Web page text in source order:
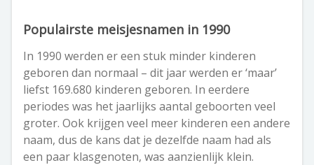
Populairste meisjesnamen in 1990
In 1990 werden er een stuk minder kinderen
geboren dan normaal – dit jaar werden er ‘maar’
liefst 169.680 kinderen geboren. In eerdere
periodes was het jaarlijks aantal geboorten veel
groter. Ook krijgen veel meer kinderen een andere
naam, dus de kans dat je dezelfde naam had als
een paar klasgenoten, was aanzienlijk klein.